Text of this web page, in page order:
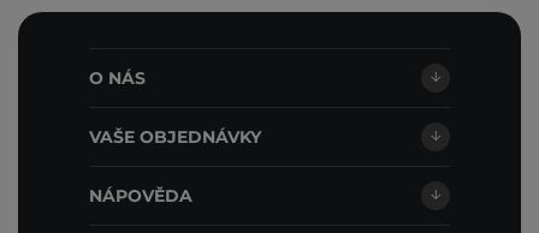
O NÁS
VAŠE OBJEDNÁVKY
NÁPOVĚDA